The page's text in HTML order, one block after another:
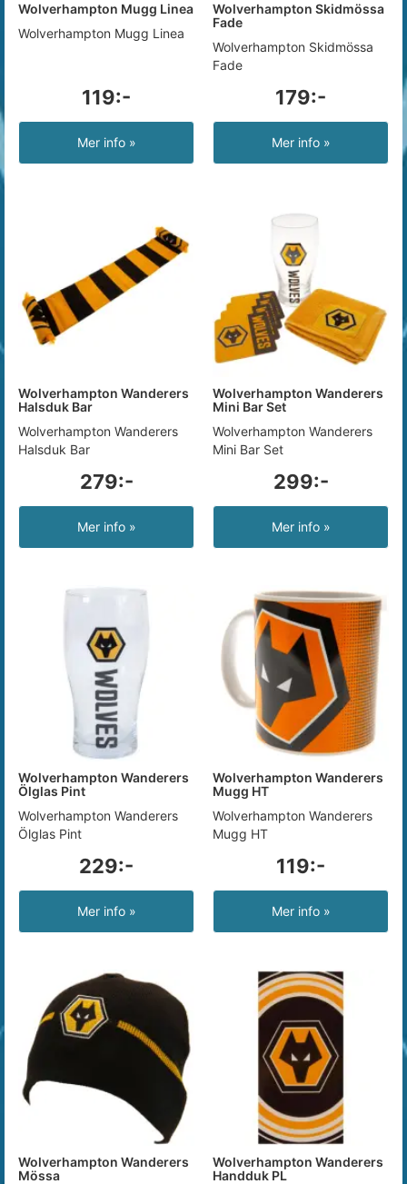
Wolverhampton Mugg Linea
Wolverhampton Mugg Linea
119:-
Mer info »
Wolverhampton Skidmössa
Fade
Wolverhampton Skidmössa
Fade
179:-
Mer info »
Wolverhampton Wanderers
Halsduk Bar
Wolverhampton Wanderers
Halsduk Bar
279:-
Mer info »
Wolverhampton Wanderers
Mini Bar Set
Wolverhampton Wanderers
Mini Bar Set
299:-
Mer info »
Wolverhampton Wanderers
Ölglas Pint
Wolverhampton Wanderers
Ölglas Pint
229:-
Mer info »
Wolverhampton Wanderers
Mugg HT
Wolverhampton Wanderers
Mugg HT
119:-
Mer info »
Wolverhampton Wanderers
Mössa
Wolverhampton Wanderers
Handduk PL